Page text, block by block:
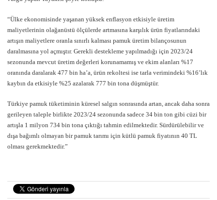
“Ülke ekonomisinde yaşanan yüksek enflasyon etkisiyle üretim
maliyetlerinin olağanüstü ölçülerde artmasına karşılık ürün fiyatlarındaki
artışın maliyetlere oranla sınırlı kalması pamuk üretim bilançosunun
daralmasına yol açmıştır. Gerekli destekleme yapılmadığı için 2023/24
sezonunda mevcut üretim değerleri korunamamış ve ekim alanları %17
oranında daralarak 477 bin ha’a, ürün rekoltesi ise tarla verimindeki %16’lık
kaybın da etkisiyle %25 azalarak 777 bin tona düşmüştür.
Türkiye pamuk tüketiminin küresel salgın sonrasında artan, ancak daha sonra
gerileyen taleple birlikte 2023/24 sezonunda sadece 34 bin ton gibi cüzi bir
artışla 1 milyon 734 bin tona çıktığı tahmin edilmektedir. Sürdürülebilir ve
dışa bağımlı olmayan bir pamuk tarımı için kütlü pamuk fiyatının 40 TL
olması gerekmektedir.”